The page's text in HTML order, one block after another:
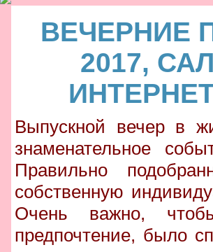
ВЕЧЕРНИЕ
2017,
Выпускной вечер в
знаменательное
Правильно
собственную
Очень важно,
предпочтение, было